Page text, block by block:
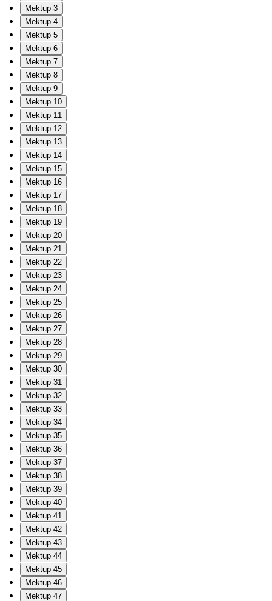
Mektup 3
Mektup 4
Mektup 5
Mektup 6
Mektup 7
Mektup 8
Mektup 9
Mektup 10
Mektup 11
Mektup 12
Mektup 13
Mektup 14
Mektup 15
Mektup 16
Mektup 17
Mektup 18
Mektup 19
Mektup 20
Mektup 21
Mektup 22
Mektup 23
Mektup 24
Mektup 25
Mektup 26
Mektup 27
Mektup 28
Mektup 29
Mektup 30
Mektup 31
Mektup 32
Mektup 33
Mektup 34
Mektup 35
Mektup 36
Mektup 37
Mektup 38
Mektup 39
Mektup 40
Mektup 41
Mektup 42
Mektup 43
Mektup 44
Mektup 45
Mektup 46
Mektup 47